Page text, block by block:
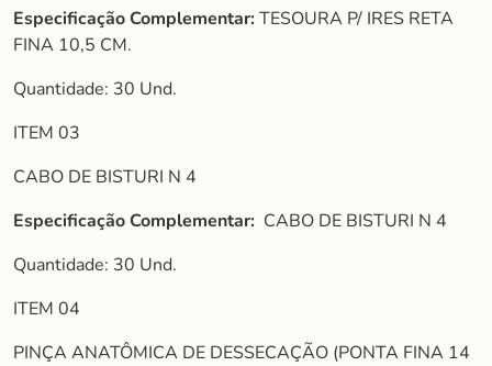
Especificação Complementar:TESOURA P/ IRES RETA
FINA 10,5 CM.
Quantidade: 30 Und.
ITEM 03
CABO DE BISTURI N 4
Especificação Complementar: CABO DE BISTURI N 4
Quantidade: 30 Und.
ITEM 04
PINÇA ANATÔMICA DE DESSECAÇÃO (PONTA FINA 14